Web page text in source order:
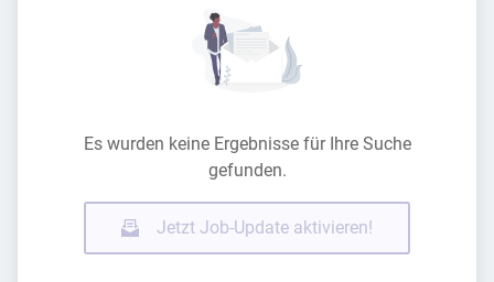
Es wurden keine Ergebnisse für Ihre Suche
gefunden.
Jetzt Job-Update aktivieren!